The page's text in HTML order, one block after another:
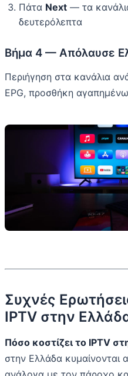
Πάτα Next — τα
δευτερόλεπτα
Βήμα 4 — Απόλαυσε
Περιήγηση στα κανάλια
EPG, προσθήκη
Συχνές
IPTV στην
Πόσο κοστίζει το IPTV
στην Ελλάδα